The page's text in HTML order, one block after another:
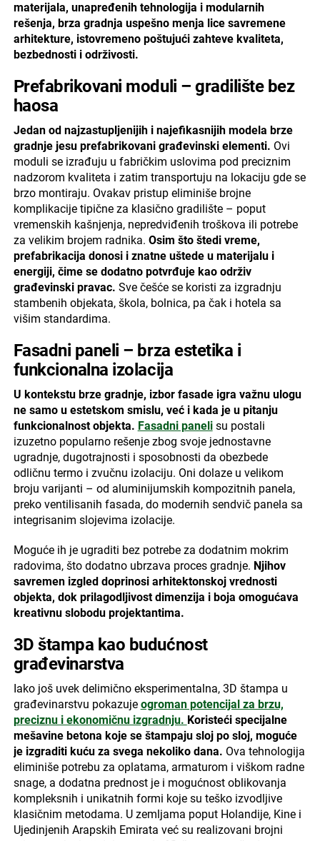
materijala, unapređenih tehnologija i modularnih
rešenja, brza gradnja uspešno menja lice savremene
arhitekture, istovremeno poštujući zahteve kvaliteta,
bezbednosti i održivosti.
Prefabrikovani moduli – gradilište bez
haosa
Jedan od najzastupljenijih i najefikasnijih modela brze
gradnje jesu prefabrikovani građevinski elementi. Ovi
moduli se izrađuju u fabričkim uslovima pod preciznim
nadzorom kvaliteta i zatim transportuju na lokaciju gde se
brzo montiraju. Ovakav pristup eliminiše brojne
komplikacije tipične za klasično gradilište – poput
vremenskih kašnjenja, nepredviđenih troškova ili potrebe
za velikim brojem radnika. Osim što štedi vreme,
prefabrikacija donosi i znatne uštede u materijalu i
energiji, čime se dodatno potvrđuje kao održiv
građevinski pravac. Sve češće se koristi za izgradnju
stambenih objekata, škola, bolnica, pa čak i hotela sa
višim standardima.
Fasadni paneli – brza estetika i
funkcionalna izolacija
U kontekstu brze gradnje, izbor fasade igra važnu ulogu
ne samo u estetskom smislu, već i kada je u pitanju
funkcionalnost objekta. Fasadni panelisu postali
izuzetno popularno rešenje zbog svoje jednostavne
ugradnje, dugotrajnosti i sposobnosti da obezbede
odličnu termo i zvučnu izolaciju. Oni dolaze u velikom
broju varijanti – od aluminijumskih kompozitnih panela,
preko ventilisanih fasada, do modernih sendvič panela sa
integrisanim slojevima izolacije.
Moguće ih je ugraditi bez potrebe za dodatnim mokrim
radovima, što dodatno ubrzava proces gradnje. Njihov
savremen izgled doprinosi arhitektonskoj vrednosti
objekta, dok prilagodljivost dimenzija i boja omogućava
kreativnu slobodu projektantima.
3D štampa kao budućnost
građevinarstva
Iako još uvek delimično eksperimentalna, 3D štampa u
građevinarstvu pokazuje ogroman potencijal za brzu,
preciznu i ekonomičnu izgradnju. Koristeći specijalne
mešavine betona koje se štampaju sloj po sloj, moguće
je izgraditi kuću za svega nekoliko dana. Ova tehnologija
eliminiše potrebu za oplatama, armaturom i viškom radne
snage, a dodatna prednost je i mogućnost oblikovanja
kompleksnih i unikatnih formi koje su teško izvodljive
klasičnim metodama. U zemljama poput Holandije, Kine i
Ujedinjenih Arapskih Emirata već su realizovani brojni